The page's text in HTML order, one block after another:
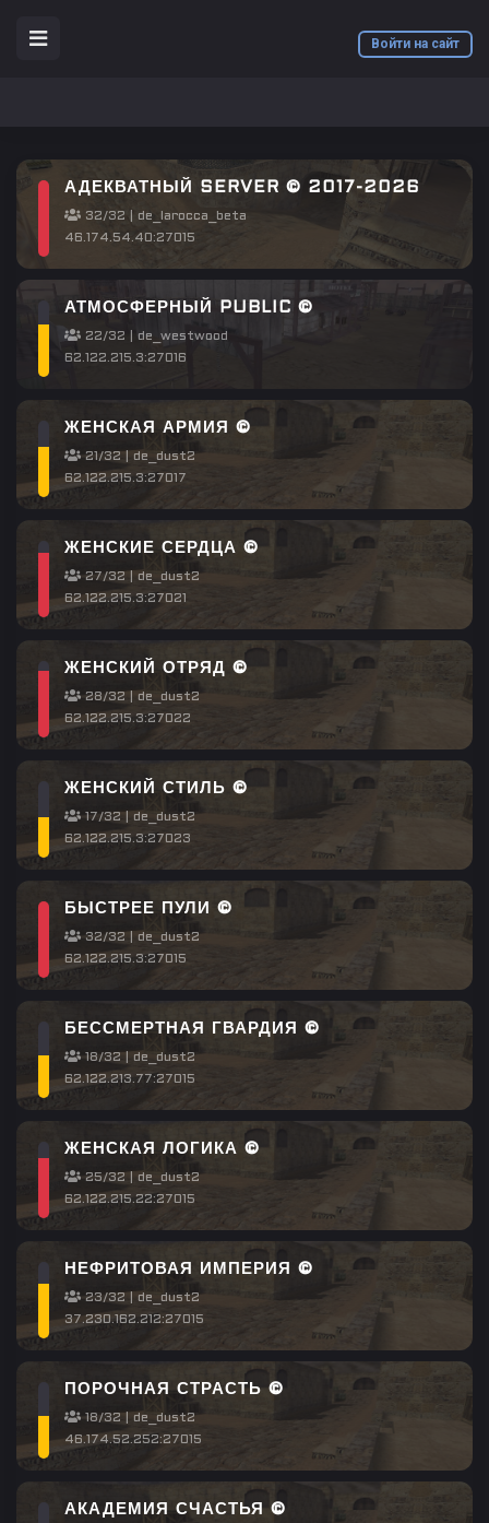
Войти на сайт
АДЕКВАТНЫЙ SERVER © 2017-2026
32/32 | de_larocca_beta
46.174.54.40:27015
АТМОСФЕРНЫЙ PUBLIC ©
22/32 | de_westwood
62.122.215.3:27016
ЖЕНСКАЯ АРМИЯ ©
21/32 | de_dust2
62.122.215.3:27017
ЖЕНСКИЕ СЕРДЦА ©
27/32 | de_dust2
62.122.215.3:27021
ЖЕНСКИЙ ОТРЯД ©
28/32 | de_dust2
62.122.215.3:27022
ЖЕНСКИЙ СТИЛЬ ©
17/32 | de_dust2
62.122.215.3:27023
БЫСТРЕЕ ПУЛИ ©
32/32 | de_dust2
62.122.215.3:27015
БЕССМЕРТНАЯ ГВАРДИЯ ©
18/32 | de_dust2
62.122.213.77:27015
ЖЕНСКАЯ ЛОГИКА ©
25/32 | de_dust2
62.122.215.22:27015
НЕФРИТОВАЯ ИМПЕРИЯ ©
23/32 | de_dust2
37.230.162.212:27015
ПОРОЧНАЯ СТРАСТЬ ©
18/32 | de_dust2
46.174.52.252:27015
АКАДЕМИЯ СЧАСТЬЯ ©